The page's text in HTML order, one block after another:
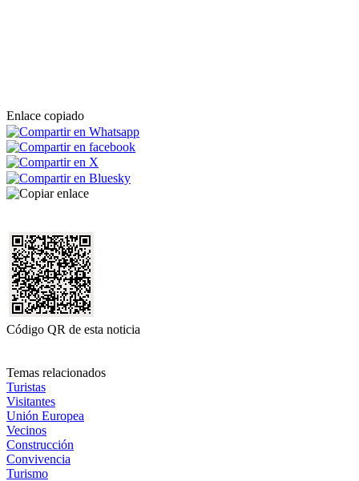
Enlace copiado
Código QR de esta noticia
Temas relacionados
Turistas
Visitantes
Unión Europea
Vecinos
Construcción
Convivencia
Turismo